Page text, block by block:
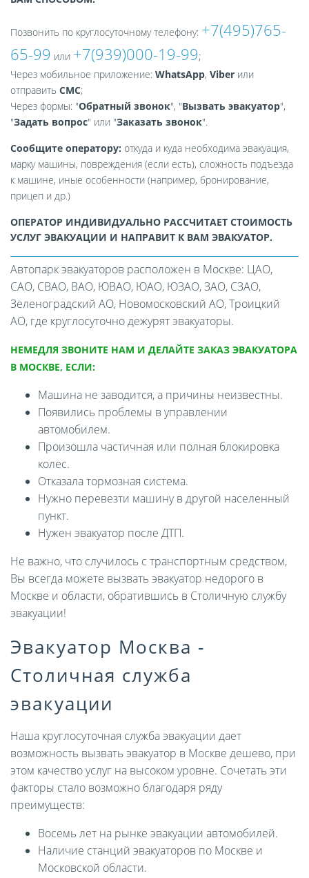
Позвонить по круглосуточному телефону: +7(495)765-
65-99 или +7(939)000-19-99;
Через мобильное приложение: WhatsApp, Viber или
отправить СМС;
Через формы: "Обратный звонок", "Вызвать эвакуатор",
"Задать вопрос" или "Заказать звонок".
Сообщите оператору: откуда и куда необходима эвакуация,
марку машины, повреждения (если есть), сложность подъезда
к машине, иные особенности (например, бронирование,
прицеп и др.)
ОПЕРАТОР ИНДИВИДУАЛЬНО РАССЧИТАЕТ СТОИМОСТЬ
УСЛУГ ЭВАКУАЦИИ И НАПРАВИТ К ВАМ ЭВАКУАТОР.
Автопарк эвакуаторов расположен в Москве: ЦАО,
САО, СВАО, ВАО, ЮВАО, ЮАО, ЮЗАО, ЗАО, СЗАО,
Зеленоградский АО, Новомосковский АО, Троицкий
АО, где круглосуточно дежурят эвакуаторы.
НЕМЕДЛЯ ЗВОНИТЕ НАМ И ДЕЛАЙТЕ ЗАКАЗ ЭВАКУАТОРА
В МОСКВЕ, ЕСЛИ:
Машина не заводится, а причины неизвестны.
Появились проблемы в управлении
автомобилем.
Произошла частичная или полная блокировка
колес.
Отказала тормозная система.
Нужно перевезти машину в другой населенный
пункт.
Нужен эвакуатор после ДТП.
Не важно, что случилось с транспортным средством,
Вы всегда можете вызвать эвакуатор недорого в
Москве и области, обратившись в Столичную службу
эвакуации!
Эвакуатор Москва -
Столичная служба
эвакуации
Наша круглосуточная служба эвакуации дает
возможность вызвать эвакуатор в Москве дешево, при
этом качество услуг на высоком уровне. Сочетать эти
факторы стало возможно благодаря ряду
преимуществ:
Восемь лет на рынке эвакуации автомобилей.
Наличие станций эвакуаторов по Москве и
Московской области.